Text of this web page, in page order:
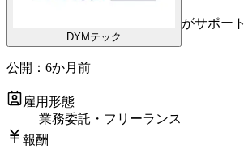
DYMテック
がサポート
公開： 6か月前
雇用形態
業務委託・フリーランス
報酬